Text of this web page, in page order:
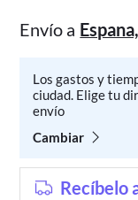
Envío a
Los gastos y
ciudad. Elige tu
envío
Cambiar
Recíbelo